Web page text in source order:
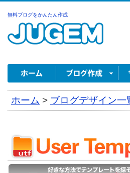
無料ブログをかんたん作成
ホーム > ブログデザイン一